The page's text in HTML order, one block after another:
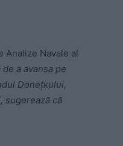
Navale al
a avansa pe
Donețkului,
sugerează că